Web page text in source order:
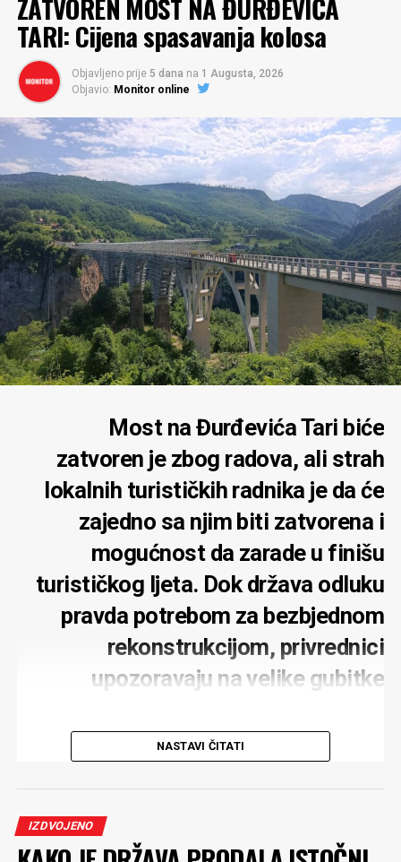
ZATVOREN MOST NA ĐURĐEVIĆA
TARI: Cijena spasavanja kolosa
Objavljeno prije 5 dana na 1 Augusta, 2026
Objavio: Monitor online
Most na Đurđevića Tari biće
zatvoren je zbog radova, ali strah
lokalnih turističkih radnika je da će
zajedno sa njim biti zatvorena i
mogućnost da zarade u finišu
turističkog ljeta. Dok država odluku
pravda potrebom za bezbjednom
rekonstrukcijom, privrednici
upozoravaju na velike gubitke
Potpuno zatvaranje mosta na Đurđevića Tari zbog
rekonstrukcije moglo bi ozbiljno pogoditi turističku
privredu tog kraja, upozoravaju lokalni privrednici.
Posebno strahuju za rafting turizam, koji tokom ljeta
NASTAVI ČITATI
IZDVOJENO